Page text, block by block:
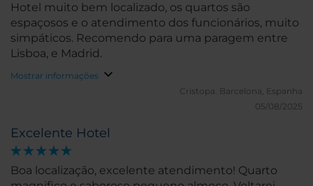
Hotel muito bem localizado, os quartos são
espaçosos e o atendimento dos funcionários, muito
simpáticos. Recomendo para uma paragem entre
Lisboa, e Madrid.
Mostrar informações
Cristopa. Barcelona, Espanha
05/08/2025
Excelente Hotel
Boa localização, excelente atendimento! Quarto